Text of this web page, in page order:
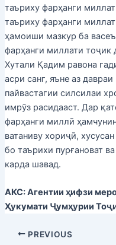
таъриху фарҳанги
таъриху фарҳанги
ҳамоиши мазкур ба
фарҳанги миллати тоҷик
Хутали Қадим равона
асри санг, яъне аз
пайвастагии силсилаи
имрӯз расидааст. Дар
фарҳанги миллӣ
ватаниву хориҷӣ,
бо таърихи пурғановат
карда шавад.
АКС: Агентии ҳифзи
Ҳукумати Ҷумҳурии
PREVIOUS